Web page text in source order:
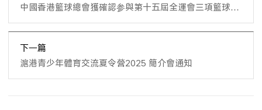
中國香港籃球總會獲確認参與第十五屆全運會三項籃球賽
下一篇
滬港青少年體育交流夏令營2025 簡介會通知